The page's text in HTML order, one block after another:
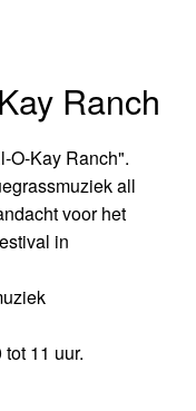
Ranch
O-Kay Ranch".
all
voor het
in
11 uur.